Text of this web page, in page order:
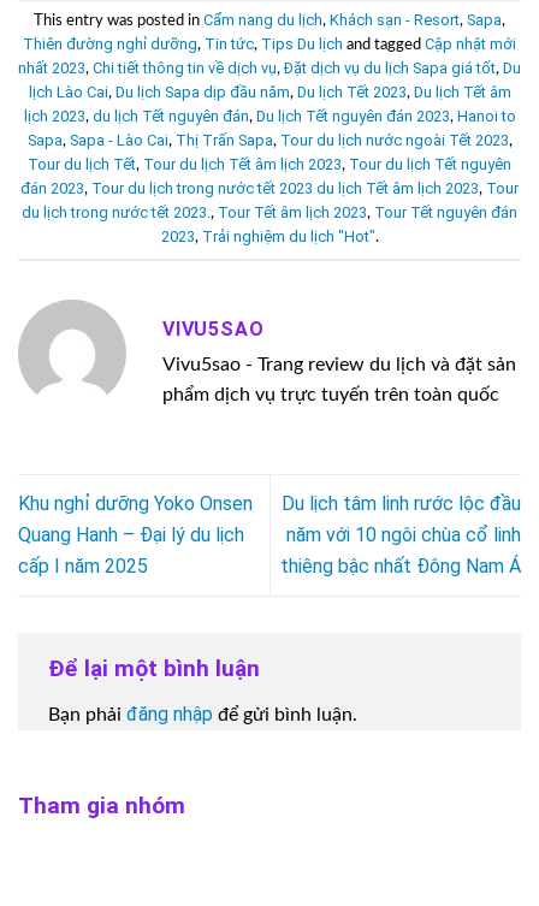
This entry was posted in Cẩm nang du lịch, Khách sạn - Resort, Sapa,
Thiên đường nghỉ dưỡng, Tin tức, Tips Du lịch and tagged Cập nhật mới
nhất 2023, Chi tiết thông tin về dịch vụ,Đặt dịch vụ du lịch Sapa giá tốt, Du
lịch Lào Cai, Du lịch Sapa dịp đầu năm, Du lịch Tết 2023, Du lịch Tết âm
lịch 2023, du lịch Tết nguyên đán, Du lịch Tết nguyên đán 2023, Hanoi to
Sapa, Sapa - Lào Cai, Thị Trấn Sapa, Tour du lịch nước ngoài Tết 2023,
Tour du lịch Tết, Tour du lịch Tết âm lịch 2023, Tour du lịch Tết nguyên
đán 2023, Tour du lịch trong nước tết 2023 du lịch Tết âm lịch 2023, Tour
du lịch trong nước tết 2023., Tour Tết âm lịch 2023, Tour Tết nguyên đán
2023, Trải nghiệm du lịch "Hot".
VIVU5SAO
Vivu5sao - Trang review du lịch và đặt sản
phẩm dịch vụ trực tuyến trên toàn quốc
Khu nghỉ dưỡng Yoko Onsen
Quang Hanh – Đại lý du lịch
cấp I năm 2025
Du lịch tâm linh rước lộc đầu
năm với 10 ngôi chùa cổ linh
thiêng bậc nhất Đông Nam Á
Để lại một bình luận
Bạn phải đăng nhập để gửi bình luận.
Tham gia nhóm